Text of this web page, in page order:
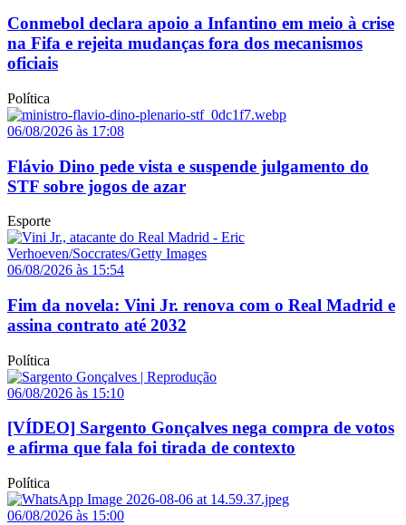
Conmebol declara apoio a Infantino em meio à crise
na Fifa e rejeita mudanças fora dos mecanismos
oficiais
Política
06/08/2026 às 17:08
Flávio Dino pede vista e suspende julgamento do
STF sobre jogos de azar
Esporte
06/08/2026 às 15:54
Fim da novela: Vini Jr. renova com o Real Madrid e
assina contrato até 2032
Política
06/08/2026 às 15:10
[VÍDEO] Sargento Gonçalves nega compra de votos
e afirma que fala foi tirada de contexto
Política
06/08/2026 às 15:00